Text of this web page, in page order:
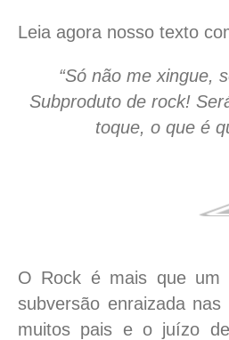
Leia agora nosso texto
“Só não me xingue,
Subproduto de rock!
toque, o que é
O Rock é mais que um
subversão enraizada
muitos pais e o juízo